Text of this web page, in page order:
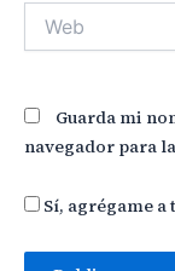
Web
Guarda mi
navegador para
Sí, agrégame